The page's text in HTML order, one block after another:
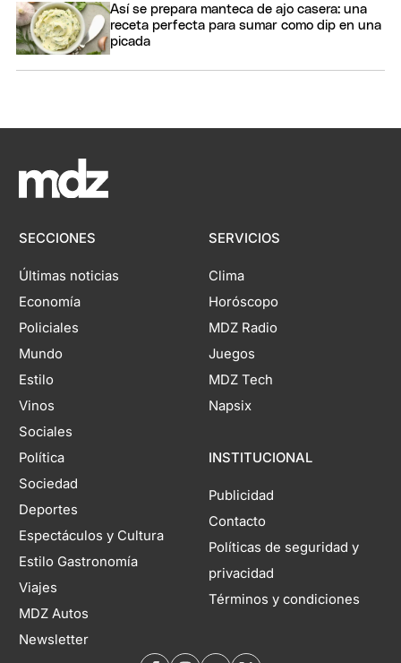
Así se prepara manteca de ajo casera: una
receta perfecta para sumar como dip en una
picada
SECCIONES
Últimas noticias
Economía
Policiales
Mundo
Estilo
Vinos
Sociales
Política
Sociedad
Deportes
Espectáculos y Cultura
Estilo Gastronomía
Viajes
MDZ Autos
Newsletter
SERVICIOS
Clima
Horóscopo
MDZ Radio
Juegos
MDZ Tech
Napsix
INSTITUCIONAL
Publicidad
Contacto
Políticas de seguridad y
privacidad
Términos y condiciones